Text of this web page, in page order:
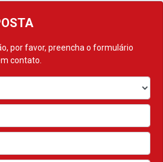
por favor, preencha o formulário
contato.